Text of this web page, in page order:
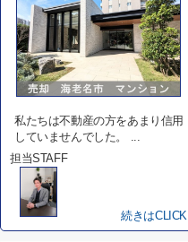
私たちは不動産の方をあまり信用
していませんでした。 ...
担当STAFF
続きはCLICK